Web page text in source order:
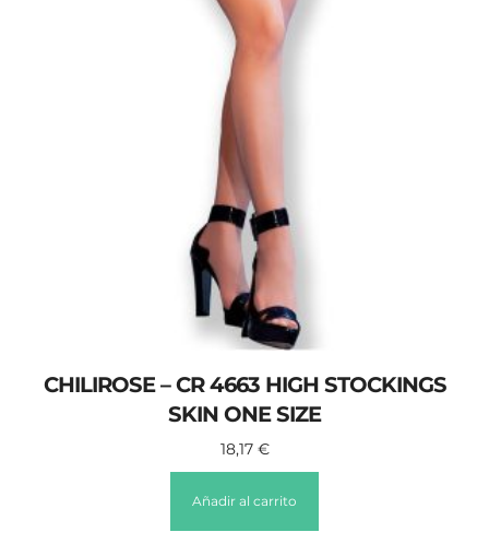
CHILIROSE – CR 4663 HIGH STOCKINGS
SKIN ONE SIZE
18,17 €
Añadir al carrito